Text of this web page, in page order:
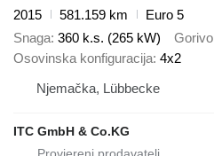
2015
581.159 km
Euro 5
Snaga 360 k.s. (265 kW) Gorivo
Osovinska konfiguracija 4x2
Njemačka, Lübbecke
ITC GmbH & Co.KG